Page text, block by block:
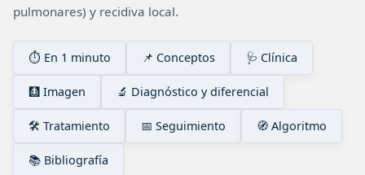
pulmonares) y recidiva local.
⏱️ En 1 minuto 📌 Conceptos 🩺 Clínica
🩻 Imagen 🔬 Diagnóstico y diferencial
🛠️ Tratamiento 📅 Seguimiento 🧭 Algoritmo
📚 Bibliografía